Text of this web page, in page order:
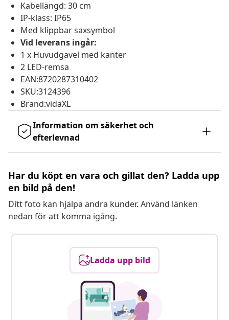
Kabellängd: 30 cm
IP-klass: IP65
Med klippbar saxsymbol
Vid leverans ingår:
1 x Huvudgavel med kanter
2 LED-remsa
EAN:8720287310402
SKU:3124396
Brand:vidaXL
Information om säkerhet och
efterlevnad
Har du köpt en vara och gillat den? Ladda upp
en bild på den!
Ditt foto kan hjälpa andra kunder. Använd länken
nedan för att komma igång.
Ladda upp bild